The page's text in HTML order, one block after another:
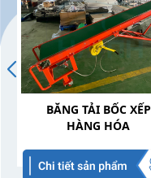
BĂNG TẢI BỐC XẾP
HÀNG HÓA